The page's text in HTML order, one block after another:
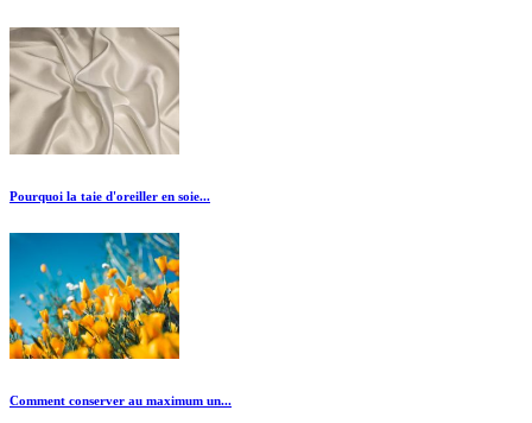
Pourquoi la taie d'oreiller en soie...
Comment conserver au maximum un...